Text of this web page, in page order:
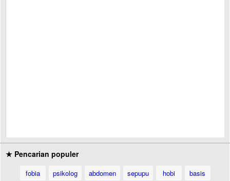
★ Pencarian populer
fobia psikolog abdomen sepupu hobi
basis